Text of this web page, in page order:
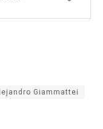
Giammattei